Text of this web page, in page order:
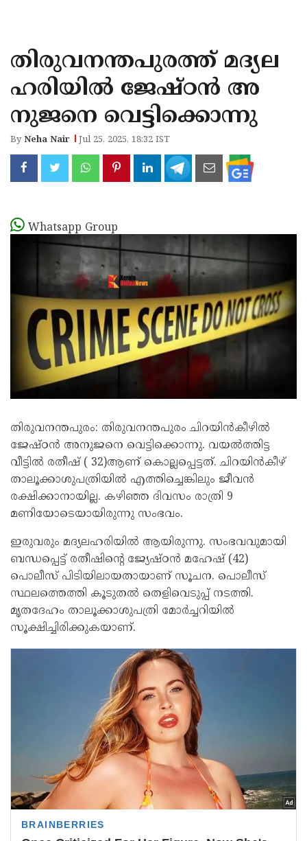
KANNUR
KASARAGOD
തിരുവനന്തപുരത്ത് മദ്യല
ഹരിയിൽ ജേഷ്ഠൻ അ
നുജനെ വെട്ടിക്കൊന്നു
ByNeha Nair Jul 25, 2025, 18:32 IST
Whatsapp Group
തിരുവനന്തപുരം: തിരുവനന്തപുരം ചിറയിൻകീഴിൽ
ജേഷ്ഠൻ അനുജനെ വെട്ടിക്കൊന്നു. വയൽത്തിട്ട
വീട്ടിൽ രതീഷ് ( 32)ആണ് കൊല്ലപ്പെട്ടത്. ചിറയിൻകീഴ്
താലൂക്കാശുപത്രിയിൽ എത്തിച്ചെങ്കിലും ജീവൻ
രക്ഷിക്കാനായില്ല. കഴിഞ്ഞ ദിവസം രാത്രി 9
മണിയോടെയായിരുന്നു സംഭവം.
ഇരുവരും മദ്യലഹരിയിൽ ആയിരുന്നു. സംഭവവുമായി
ബന്ധപ്പെട്ട് രതീഷിന്റെ ജ്യേഷ്ഠൻ മഹേഷ് (42)
പൊലീസ് പിടിയിലായതായാണ് സൂചന. പൊലീസ്
സ്ഥലത്തെത്തി കൂടുതൽ തെളിവെടുപ്പ് നടത്തി.
മൃതദേഹം താലൂക്കാശുപത്രി മോർച്ചറിയിൽ
സൂക്ഷിച്ചിരിക്കുകയാണ്.